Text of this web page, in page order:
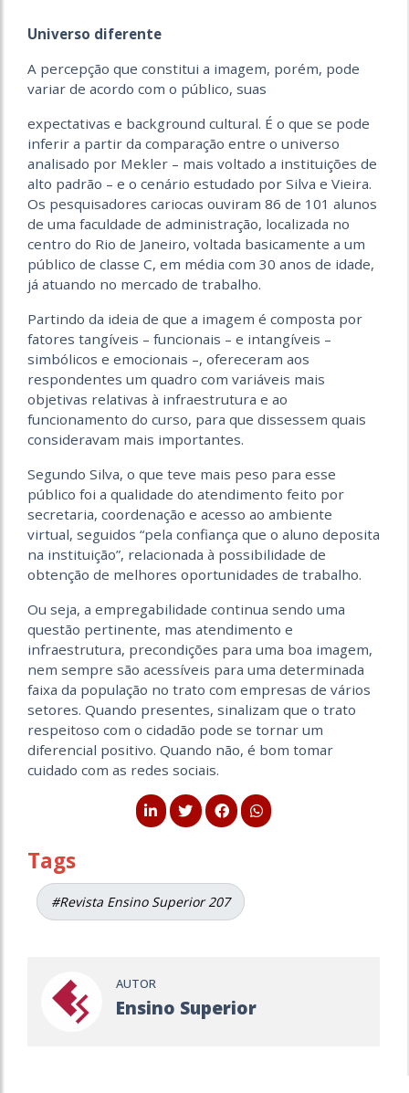
Universo diferente
A percepção que constitui a imagem, porém, pode
variar de acordo com o público, suas
expectativas e background cultural. É o que se pode
inferir a partir da comparação entre o universo
analisado por Mekler – mais voltado a instituições de
alto padrão – e o cenário estudado por Silva e Vieira.
Os pesquisadores cariocas ouviram 86 de 101 alunos
de uma faculdade de administração, localizada no
centro do Rio de Janeiro, voltada basicamente a um
público de classe C, em média com 30 anos de idade,
já atuando no mercado de trabalho.
Partindo da ideia de que a imagem é composta por
fatores tangíveis – funcionais – e intangíveis –
simbólicos e emocionais –, ofereceram aos
respondentes um quadro com variáveis mais
objetivas relativas à infraestrutura e ao
funcionamento do curso, para que dissessem quais
consideravam mais importantes.
Segundo Silva, o que teve mais peso para esse
público foi a qualidade do atendimento feito por
secretaria, coordenação e acesso ao ambiente
virtual, seguidos “pela confiança que o aluno deposita
na instituição”, relacionada à possibilidade de
obtenção de melhores oportunidades de trabalho.
Ou seja, a empregabilidade continua sendo uma
questão pertinente, mas atendimento e
infraestrutura, precondições para uma boa imagem,
nem sempre são acessíveis para uma determinada
faixa da população no trato com empresas de vários
setores. Quando presentes, sinalizam que o trato
respeitoso com o cidadão pode se tornar um
diferencial positivo. Quando não, é bom tomar
cuidado com as redes sociais.
Tags
#Revista Ensino Superior 207
AUTOR
Ensino Superior